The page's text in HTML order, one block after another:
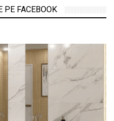
PE FACEBOOK